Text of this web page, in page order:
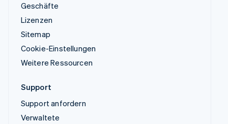
Geschäfte
Lizenzen
Sitemap
Cookie-Einstellungen
Weitere Ressourcen
Support
Support anfordern
Verwaltete